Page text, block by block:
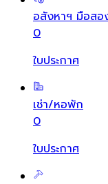
อสังหาฯ มือสอ
0
ใบประกาศ
เช่า/หอพัก
0
ใบประกาศ